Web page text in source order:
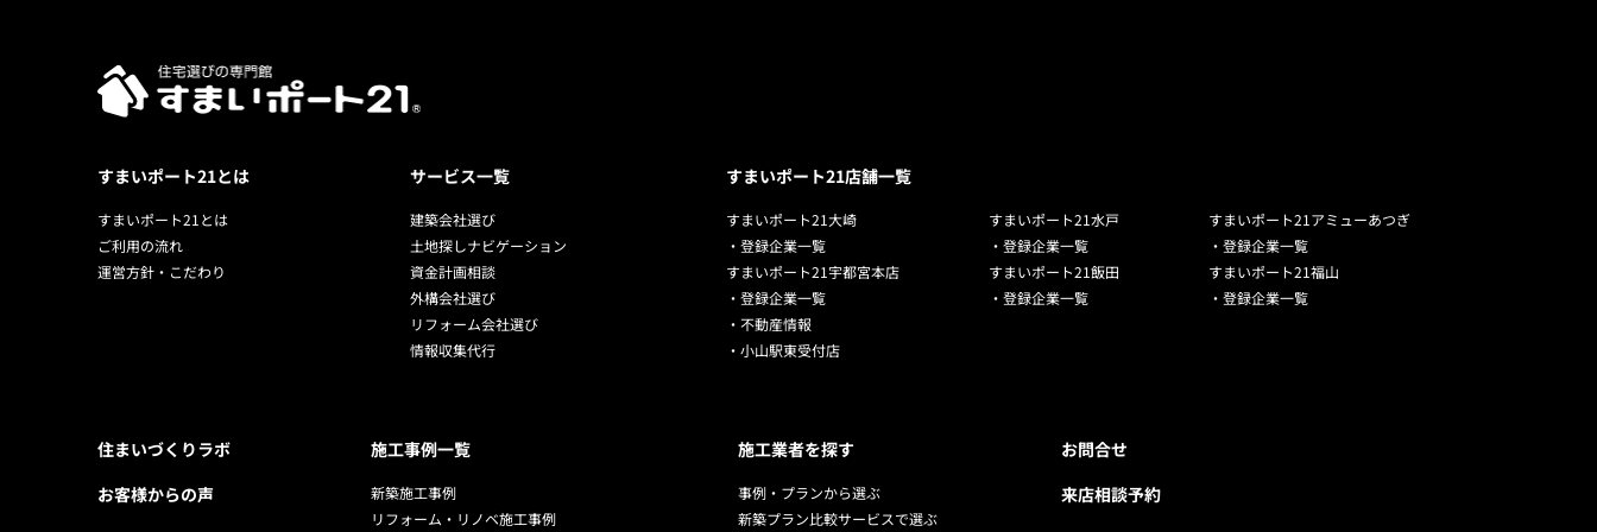
すまいポート21とは
すまいポート21とは
ご利用の流れ
運営方針・こだわり
サービス一覧
建築会社選び
土地探しナビゲーション
資金計画相談
外構会社選び
リフォーム会社選び
情報収集代行
すまいポート21店舗一覧
すまいポート21大崎
・登録企業一覧
すまいポート21宇都宮本店
・登録企業一覧
・不動産情報
・小山駅東受付店
すまいポート21水戸
・登録企業一覧
すまいポート21飯田
・登録企業一覧
すまいポート21アミューあつぎ
・登録企業一覧
すまいポート21福山
・登録企業一覧
住まいづくりラボ
お客様からの声
施工事例一覧
新築施工事例
リフォーム・リノベ施工事例
施工業者を探す
事例・プランから選ぶ
新築プラン比較サービスで選ぶ
お問合せ
来店相談予約